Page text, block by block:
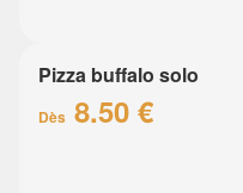
Pizza buffalo solo
Dès 8.50 €